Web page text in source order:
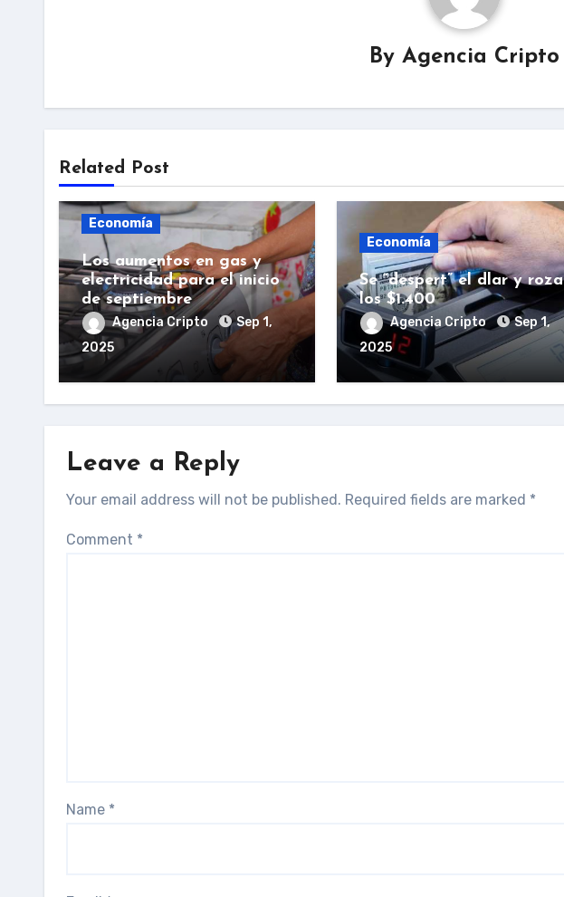
ByAgencia Cripto
Related Post
Economía
Los aumentos en gas y
electricidad para el inicio
de septiembre
Agencia Cripto
Sep 1,
2025
Economía
Se “despert” el dlar y roza
los $1.400
Agencia Cripto
Sep 1,
2025
Leave a Reply
Your email address will not be published. Required fields are marked *
Comment *
Name *